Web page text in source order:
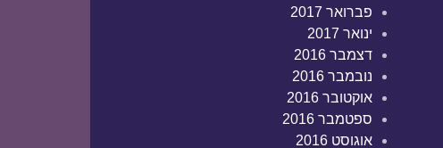
פברואר 2017
ינואר 2017
דצמבר 2016
נובמבר 2016
אוקטובר 2016
ספטמבר 2016
אוגוסט 2016